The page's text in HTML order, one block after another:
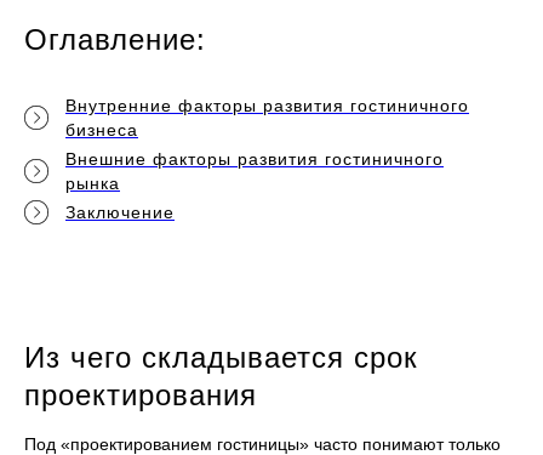
Оглавление:
Внутренние факторы развития гостиничного
бизнеса
Внешние факторы развития гостиничного
рынка
Заключение
Из чего складывается срок
проектирования
Под «проектированием гостиницы» часто понимают только